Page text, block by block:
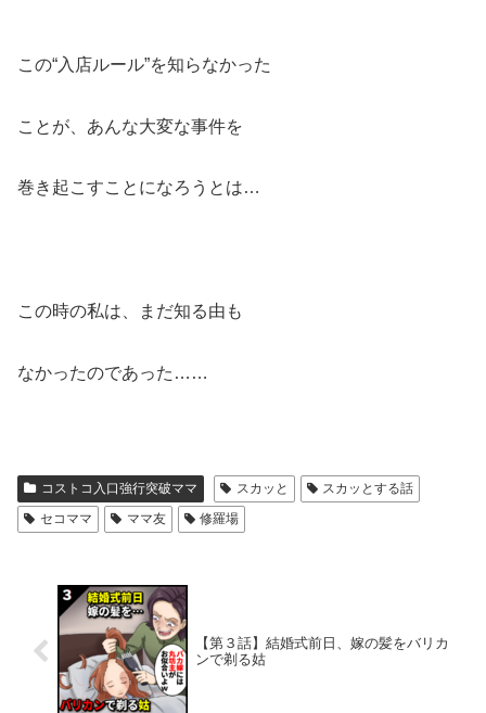
この“入店ルール”を知らなかった
ことが、あんな大変な事件を
巻き起こすことになろうとは…
この時の私は、まだ知る由も
なかったのであった……
コストコ入口強行突破ママ スカッと
スカッとする話
セコママ
ママ友 修羅場
【第３話】結婚式前日、嫁の髪をバリカ
ンで剃る姑